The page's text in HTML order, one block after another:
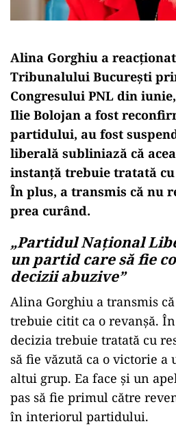
Alina Gorghiu a
Tribunalului București
Congresului PNL din
Ilie Bolojan a fost
partidului, au fost
liberală subliniază că
instanță trebuie tratată
În plus, a transmis că nu
prea curând.
„Partidul Național
un partid care să fie
decizii abuzive”
Alina Gorghiu a transmis
trebuie citit ca o revanșă.
decizia trebuie tratată cu
să fie văzută ca o victorie a
altui grup. Ea face și un
pas să fie primul către
în interiorul partidului.